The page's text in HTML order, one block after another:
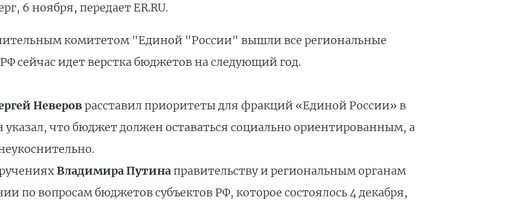
6 ноября, передает ER.RU.
комитетом "Единой "России" вышли все региональные
сейчас идет верстка бюджетов на следующий год.
Невероврасставил приоритеты для фракций «Единой России» в
указал, что бюджет должен оставаться социально ориентированным, а
Владимира Путинаправительству и региональным органам
по вопросам бюджетов субъектов РФ, которое состоялось 4 декабря,